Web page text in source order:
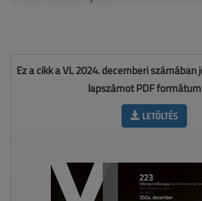
Ez a cikk a VL 2024. decemberi számában
lapszámot PDF
LETÖLTÉS